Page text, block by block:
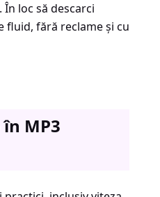
loc să descarci
fluid, fără reclame și cu
MP3